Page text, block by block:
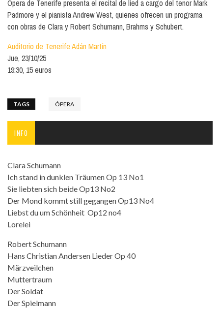
Ópera de Tenerife presenta el recital de lied a cargo del tenor Mark
Padmore y el pianista Andrew West, quienes ofrecen un programa
con obras de Clara y Robert Schumann, Brahms y Schubert.
Auditorio de Tenerife Adán Martín
Jue, 23/10/25
19:30, 15 euros
TAGS ÓPERA
INFO
Clara Schumann
Ich stand in dunklen Träumen Op 13 No1
Sie liebten sich beide Op13 No2
Der Mond kommt still gegangen Op13 No4
Liebst du um Schönheit Op12 no4
Lorelei
Robert Schumann
Hans Christian Andersen Lieder Op 40
Märzveilchen
Muttertraum
Der Soldat
Der Spielmann